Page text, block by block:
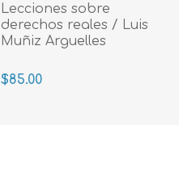
Lecciones sobre
derechos reales / Luis
Muñiz Arguelles
$85.00